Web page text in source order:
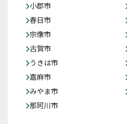
小郡市
春日市
宗像市
古賀市
うきは市
嘉麻市
みやま市
那珂川市